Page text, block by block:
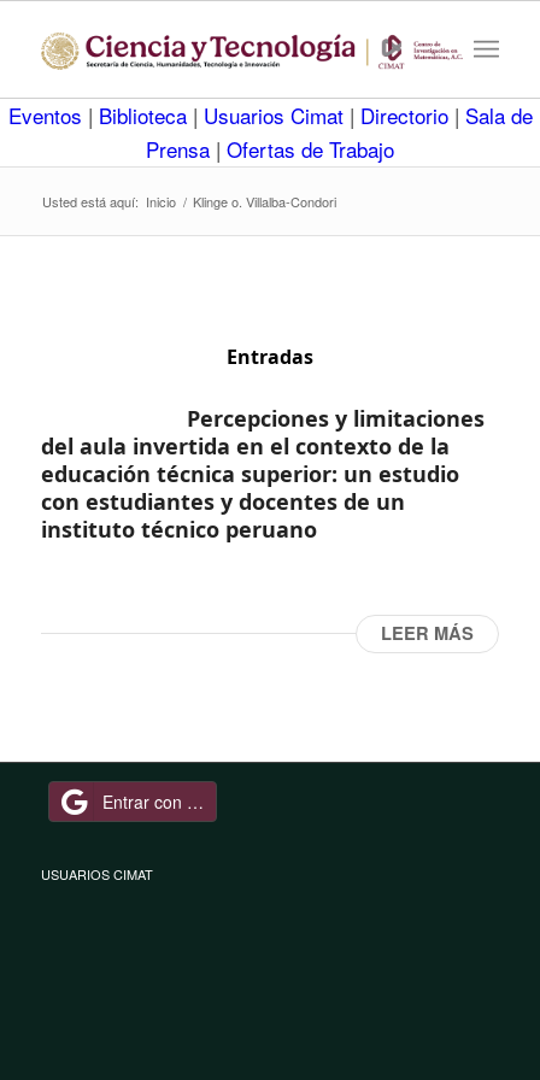
Eventos | Biblioteca | Usuarios Cimat | Directorio | Sala de
Prensa | Ofertas de Trabajo
Usted está aquí: Inicio / Klinge o. Villalba-Condori
Entradas
Percepciones y limitaciones
del aula invertida en el contexto de la
educación técnica superior: un estudio
con estudiantes y docentes de un
instituto técnico peruano
LEER MÁS
Entrar con Google
USUARIOS CIMAT